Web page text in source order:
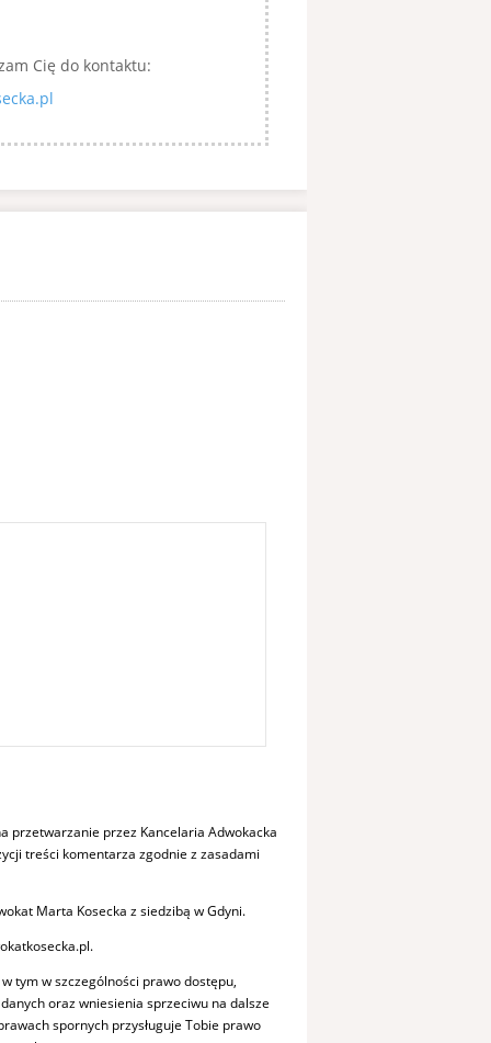
Cię do kontaktu:
przetwarzanie przez Kancelaria Adwokacka
treści komentarza zgodnie z zasadami
Marta Kosecka z siedzibą w Gdyni.
tym w szczególności prawo dostępu,
oraz wniesienia sprzeciwu na dalsze
spornych przysługuje Tobie prawo